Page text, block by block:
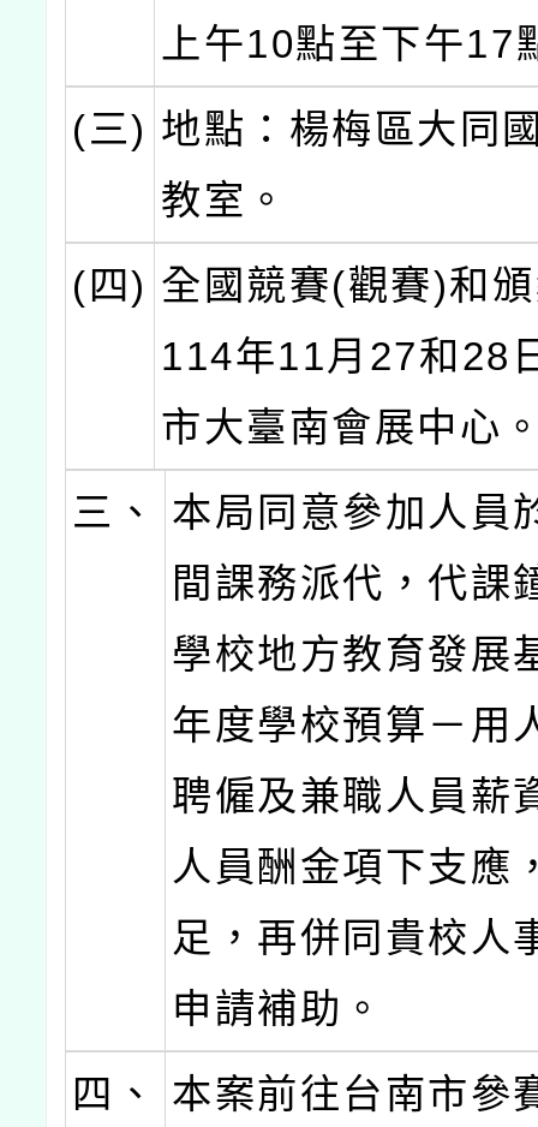
上午10點至下午17
(三) 地點：楊梅區大同
教室。
(四) 全國競賽(觀賽)和
114年11月27和28
市大臺南會展中心
三、
本局同意參加人員
間課務派代，代課
學校地方教育發展
年度學校預算－用
聘僱及兼職人員薪
人員酬金項下支應
足，再併同貴校人
申請補助。
四、
本案前往台南市參